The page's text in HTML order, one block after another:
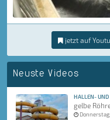
jetzt auf
Neuste Videos
HALLEN- UND
gelbe